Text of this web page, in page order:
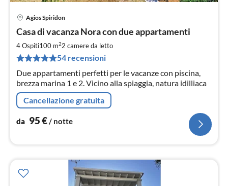
Agios Spiridon
Casa di vacanza Nora con due appartamenti
4 Ospiti100 m22 camere da letto
54 recensioni
Due appartamenti perfetti per le vacanze con piscina,
brezza marina 1 e 2. Vicino alla spiaggia, natura idilliaca
Cancellazione gratuita
da 95€/ notte